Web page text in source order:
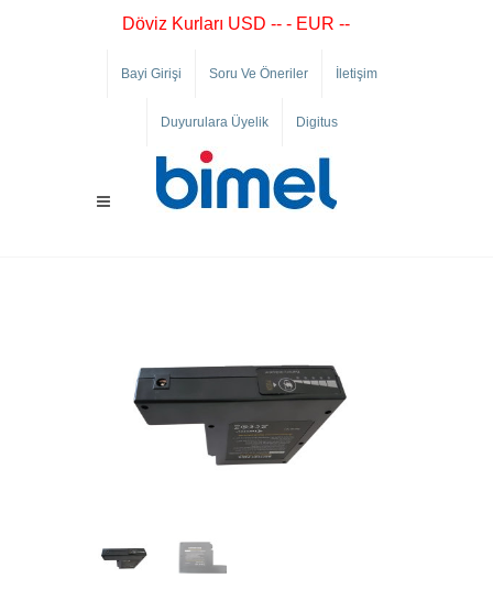
Döviz Kurları USD -- - EUR --
Bayi Girişi Soru Ve Öneriler İletişim
Duyurulara Üyelik Digitus